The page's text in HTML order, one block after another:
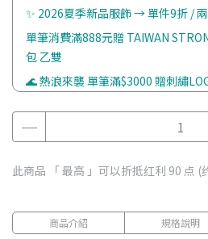
✨ 2026夏季新品服飾 → 單件9折 /
單筆消費滿888元贈 TAIWAN
包 乙雙
🌊 熱浪來襲 單筆滿$3000 贈刺繡
此商品 「 最高 」可以折抵红利 90 点 (
商品介紹 規格說明